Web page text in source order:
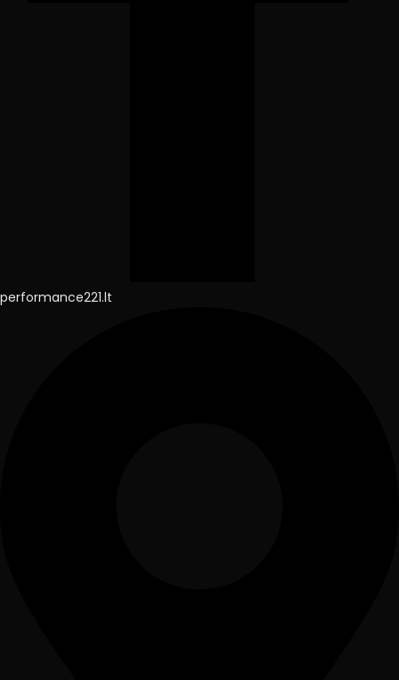
performance221.lt